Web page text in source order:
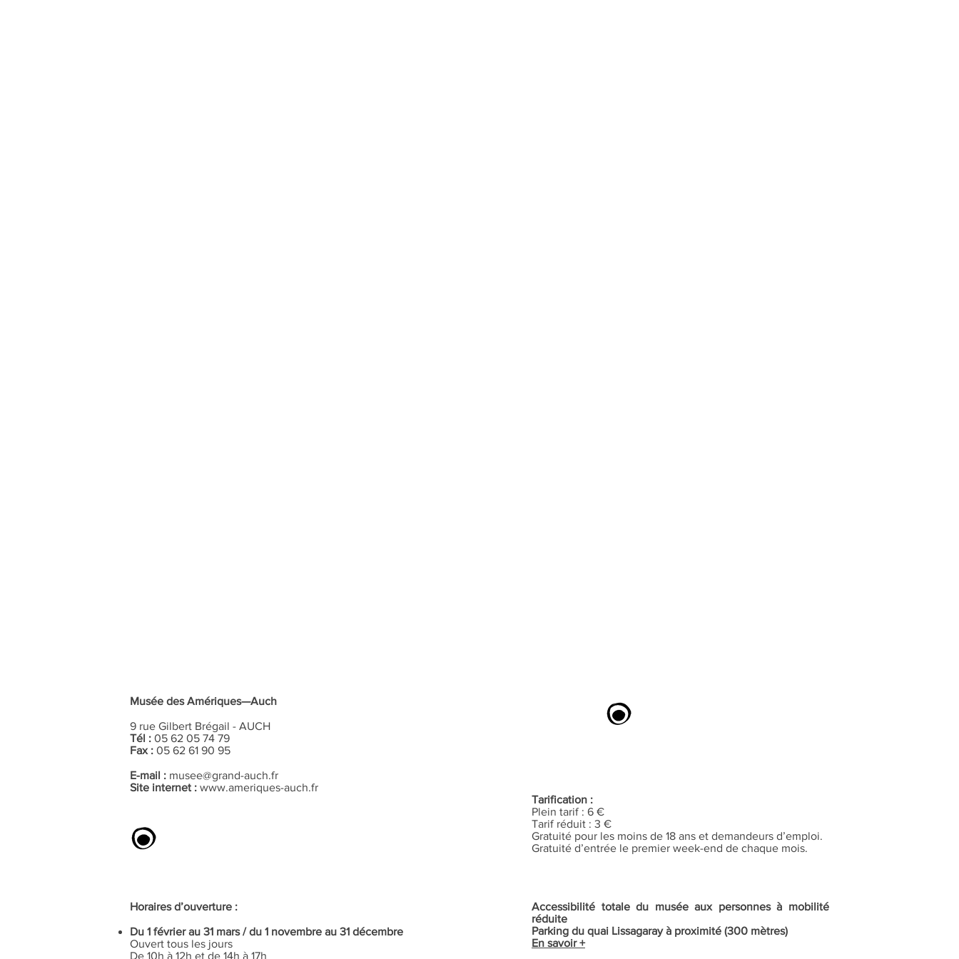
Musée des Amériques—Auch
9 rue Gilbert Brégail - AUCH
Tél : 05 62 05 74 79
Fax : 05 62 61 90 95
E-mail : musee@grand-auch.fr
Site internet : www.ameriques-auch.fr
Horaires d’ouverture :
Du 1 février au 31 mars / du 1 novembre au 31 décembre
Ouvert tous les jours
De 10h à 12h et de 14h à 17h
Tarification :
Plein tarif : 6 €
Tarif réduit : 3 €
Gratuité pour les moins de 18 ans et demandeurs d’emploi.
Gratuité d’entrée le premier week-end de chaque mois.
Accessibilité totale du musée aux personnes à mobilité
réduite
Parking du quai Lissagaray à proximité (300 mètres)
En savoir +